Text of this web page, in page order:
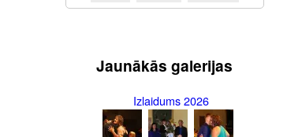
Jaunākās galerijas
Izlaidums 2026